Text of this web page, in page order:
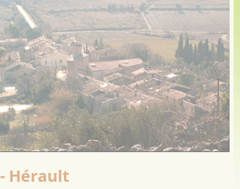
Hérault